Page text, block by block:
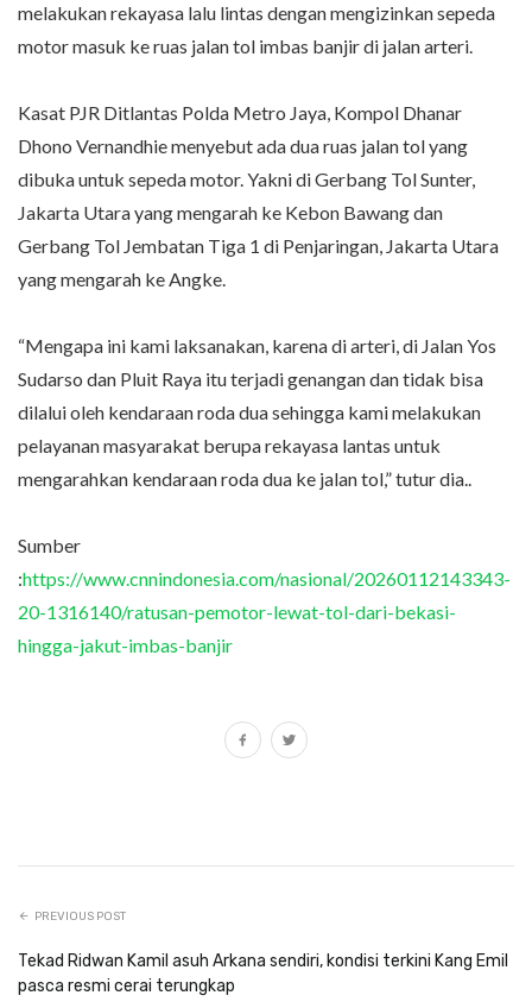
melakukan rekayasa lalu lintas dengan mengizinkan sepeda
motor masuk ke ruas jalan tol imbas banjir di jalan arteri.
Kasat PJR Ditlantas Polda Metro Jaya, Kompol Dhanar
Dhono Vernandhie menyebut ada dua ruas jalan tol yang
dibuka untuk sepeda motor. Yakni di Gerbang Tol Sunter,
Jakarta Utara yang mengarah ke Kebon Bawang dan
Gerbang Tol Jembatan Tiga 1 di Penjaringan, Jakarta Utara
yang mengarah ke Angke.
“Mengapa ini kami laksanakan, karena di arteri, di Jalan Yos
Sudarso dan Pluit Raya itu terjadi genangan dan tidak bisa
dilalui oleh kendaraan roda dua sehingga kami melakukan
pelayanan masyarakat berupa rekayasa lantas untuk
mengarahkan kendaraan roda dua ke jalan tol,” tutur dia..
Sumber
:https://www.cnnindonesia.com/nasional/20260112143343-
20-1316140/ratusan-pemotor-lewat-tol-dari-bekasi-
hingga-jakut-imbas-banjir
PREVIOUS POST
Tekad Ridwan Kamil asuh Arkana sendiri, kondisi terkini Kang Emil
pasca resmi cerai terungkap